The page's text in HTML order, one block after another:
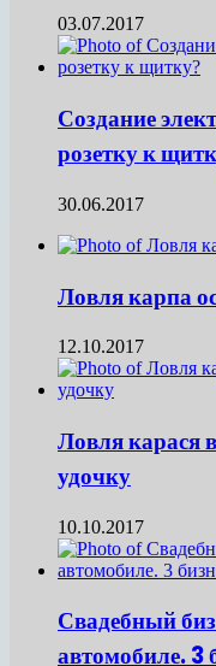
03.07.2017
Создание
розетку к
30.06.2017
Ловля карпа
12.10.2017
Ловля карася
удочку
10.10.2017
Свадебный
автомобиле. 3